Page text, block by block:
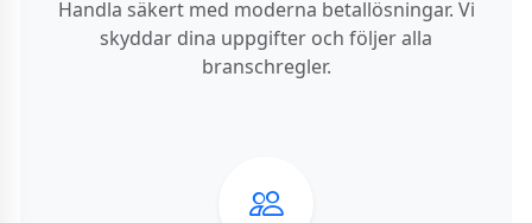
Handla säkert med moderna betallösningar. Vi
skyddar dina uppgifter och följer alla
branschregler.